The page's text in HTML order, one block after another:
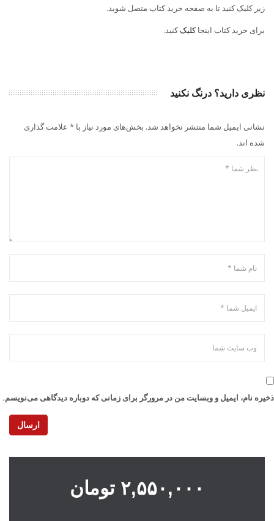
زیر کلیک کنید تا به صفحه خرید کتاب متصل شوید.
برای خرید کتاب اینجاکلیککنید.
نظری دارید؟ درنگ نکنید
نشانی ایمیل شما منتشر نخواهد شد. بخش‌های مورد نیاز با * علامت گذاری
شده اند.
ذخیره نام، ایمیل و وبسایت من در مرورگر برای زمانی که دوباره دیدگاهی می‌نویسم.
ارسال
۲,۵۵۰,۰۰۰ تومان